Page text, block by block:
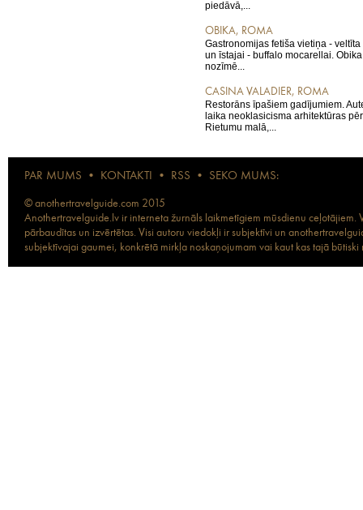
piedāvā,...
OBIKA, ROMA
Gastronomijas fetiša vietiņa -
un īstajai - buffalo mocarellai.
nozīmē...
CASINA VALADIER, ROMA
Restorāns īpašiem gadījumiem.
laika neoklasicisma arhitektūras
Rietumu malā,...
PAR MUMS • KONTAKTI • RSS • SEKO MUMS:
© anothertravelguide.com 2015
Anothertravelguide.lv ir interneta žurnāls laikmetīgiem mūsdienu
pārbaudītas un izvērtētas. Visi autoru viedokļi ir subjektīvi un
subjektīvajai gaumei, konkrētā mirkļa noskaņojumam vai kaut kas tajā